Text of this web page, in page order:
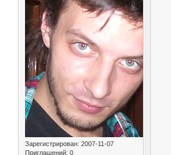
Зарегистрирован: 2007-11-07
Приглашений: 0